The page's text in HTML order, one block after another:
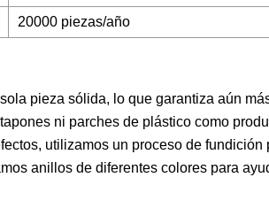
20000 piezas/año
pieza sólida, lo que garantiza aún
ni parches de plástico como
utilizamos un proceso de fundición
anillos de diferentes colores para